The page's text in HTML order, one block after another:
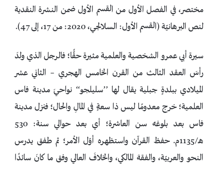
مختصر، في الفصل الأول من القسم الأول ضمن النشرة النقدية
لنص البرهانيّة (القسم الأول: السلالجي، 2020: من 17، إلى 47).
سيرة أبي عمرو الشخصية والعلمية مثيرة حقًّا؛ فالرجل الذي ولدَ
رأسَ العقد الثالث من القرن الخامس الهجري – الثاني عشر
الميلادي ببلدةٍ جبلية يقال لها ’’سليلجو‘‘ نواحيَ مدينة فاس
العلمية؛ خرج معدومًا ليس ذا سعةٍ في المالِ والحال؛ فنزل مدينة
فاس بعد بلوغه سن العاشرة؛ أي بعد حوالي سنة: 530
هـ/1135م. حفظ القرآن واستظهره أوّل الأمر؛ ثم طفق يدرس
النحو والعربيّة، والفقهَ المالكي، والخلافَ العالي وفق ما كانَ سائدًا